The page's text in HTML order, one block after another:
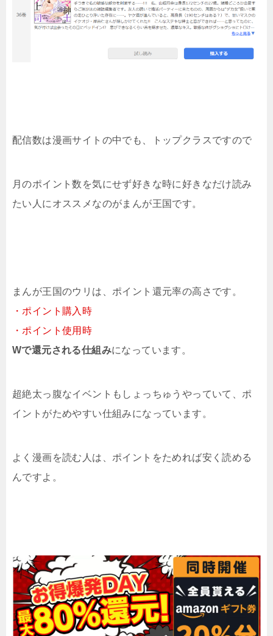
配信数は漫画サイトの中でも、トップクラスですので
月のポイント数を気にせず好きな時に好きなだけ読み
たい人にオススメなのがまんが王国です。
まんが王国のウリは、ポイント還元率の高さです。
・ポイント購入時
・ポイント使用時
Wで還元される仕組みになっています。
超絶太っ腹なイベントもしょっちゅうやっていて、ポ
イントがためやすい仕組みになっています。
よく漫画を読む人は、ポイントをためれば安く読める
んですよ。